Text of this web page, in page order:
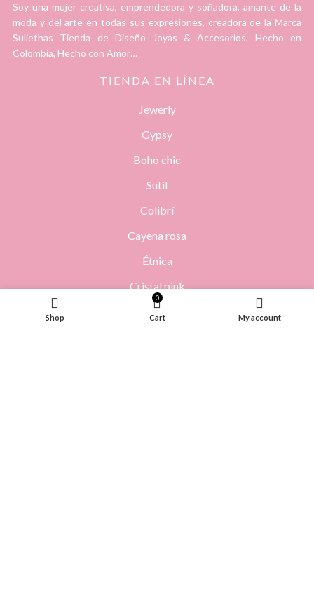
Soy una mujer creativa, emprendedora y soñadora, amante de la
moda y del arte en todas sus expresiones, creadora de la Marca
Suliethas Tienda de Diseño Joyas & Accesorios. Hecho en
Colombia, Hecho con Amor…
TIENDA EN LÍNEA
Jewerly
Gypsy
Boho chic
Sutil
Colibrí
Cayena rosa
Étnica
Cristal pink
Shop
0
Cart My account